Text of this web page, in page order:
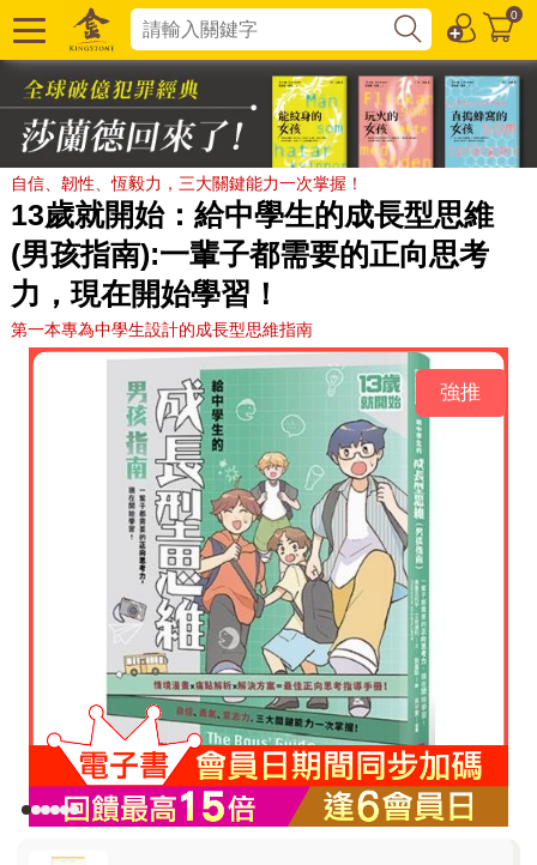
0
自信、韌性、恆毅力，三大關鍵能力一次掌握！
13歲就開始：給中學生的成長型思維
(男孩指南):一輩子都需要的正向思考
力，現在開始學習！
第一本專為中學生設計的成長型思維指南
強推